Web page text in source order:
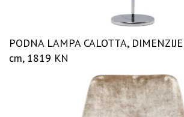
PODNA LAMPA CALOTTA,
cm, 1819 KN